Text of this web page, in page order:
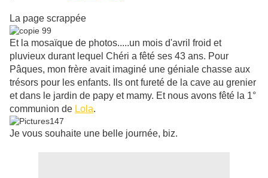
La page scrappée
Et la mosaïque de photos.....un mois d'avril froid et
pluvieux durant lequel Chéri a fêté ses 43 ans. Pour
Pâques, mon frère avait imaginé une géniale chasse aux
trésors pour les enfants. Ils ont fureté de la cave au grenier
et dans le jardin de papy et mamy. Et nous avons fêté la 1°
communion de Lola.
Je vous souhaite une belle journée, biz.